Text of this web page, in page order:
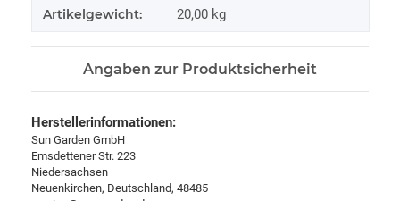
Artikelgewicht: 20,00 kg
Angaben zur Produktsicherheit
Herstellerinformationen:
Sun Garden GmbH
Emsdettener Str. 223
Niedersachsen
Neuenkirchen, Deutschland, 48485